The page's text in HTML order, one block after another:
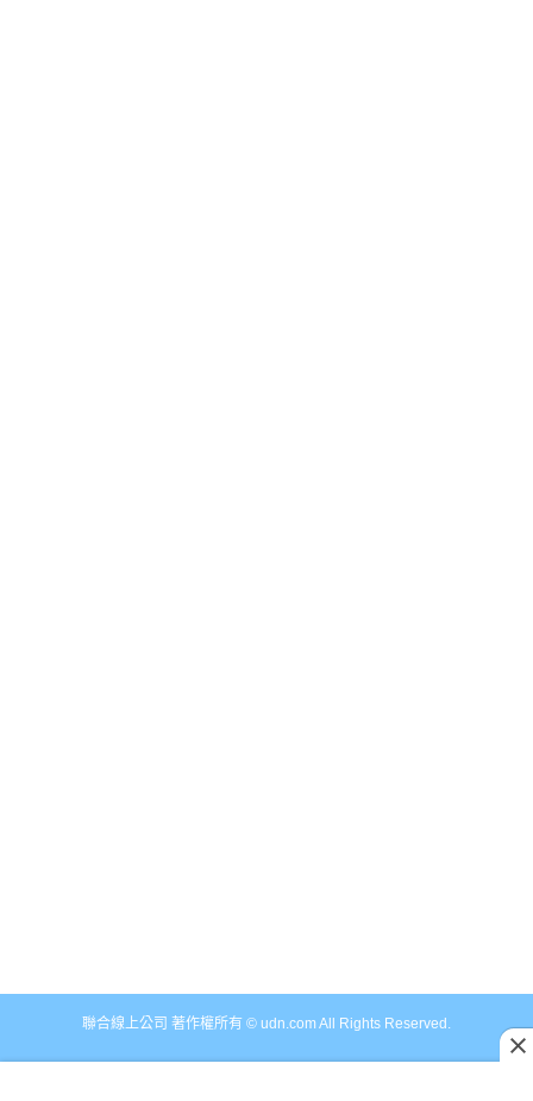
聯合線上公司 著作權所有 © udn.com All Rights Reserved.